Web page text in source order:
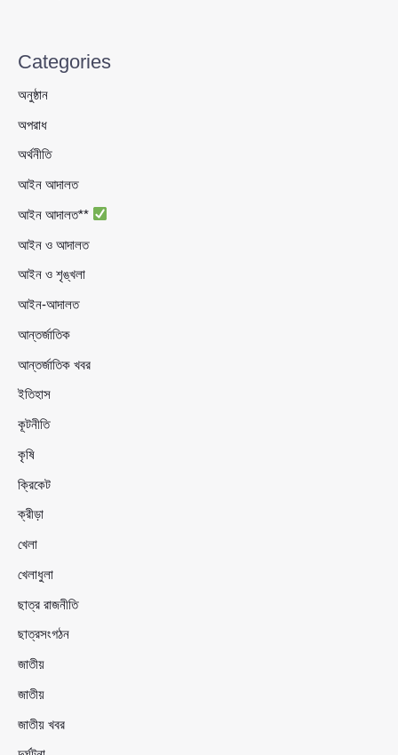
Categories
অনুষ্ঠান
অপরাধ
অর্থনীতি
আইন আদালত
আইন আদালত**
আইন ও আদালত
আইন ও শৃঙ্খলা
আইন-আদালত
আন্তর্জাতিক
আন্তর্জাতিক খবর
ইতিহাস
কূটনীতি
কৃষি
ক্রিকেট
ক্রীড়া
খেলা
খেলাধুলা
ছাত্র রাজনীতি
ছাত্রসংগঠন
জাতীয়
জাতীয়
জাতীয় খবর